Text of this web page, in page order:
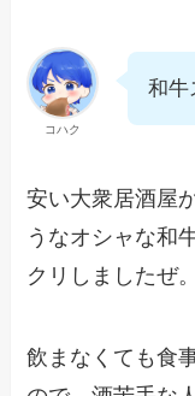
コハク
和牛
安い大衆居酒屋
うなオシャな和
クリしましたぜ。
飲まなくても食